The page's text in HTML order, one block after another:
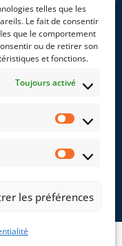
telles que les
Le fait de consentir
que le comportement
ou de retirer son
et fonctions.
Toujours activé
les préférences